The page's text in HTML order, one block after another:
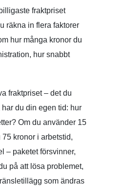
fraktpriset
räkna in flera faktorer
hur många kronor du
hur snabbt
fraktpriset – det du
du din egen tid: hur
Om du använder 15
kronor i arbetstid,
– paketet försvinner,
på att lösa problemet,
som ändras